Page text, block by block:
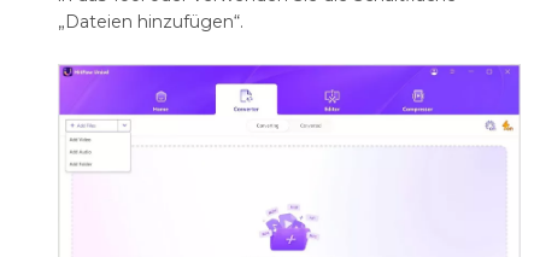
„Dateien hinzufügen“.